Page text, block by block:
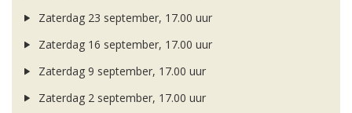
Zaterdag 23 september, 17.00 uur
Zaterdag 16 september, 17.00 uur
Zaterdag 9 september, 17.00 uur
Zaterdag 2 september, 17.00 uur